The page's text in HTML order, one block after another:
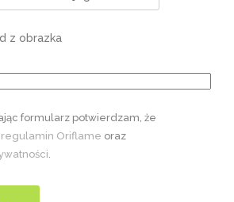
z obrazka
formularz potwierdzam, że
regulamin Oriflame oraz